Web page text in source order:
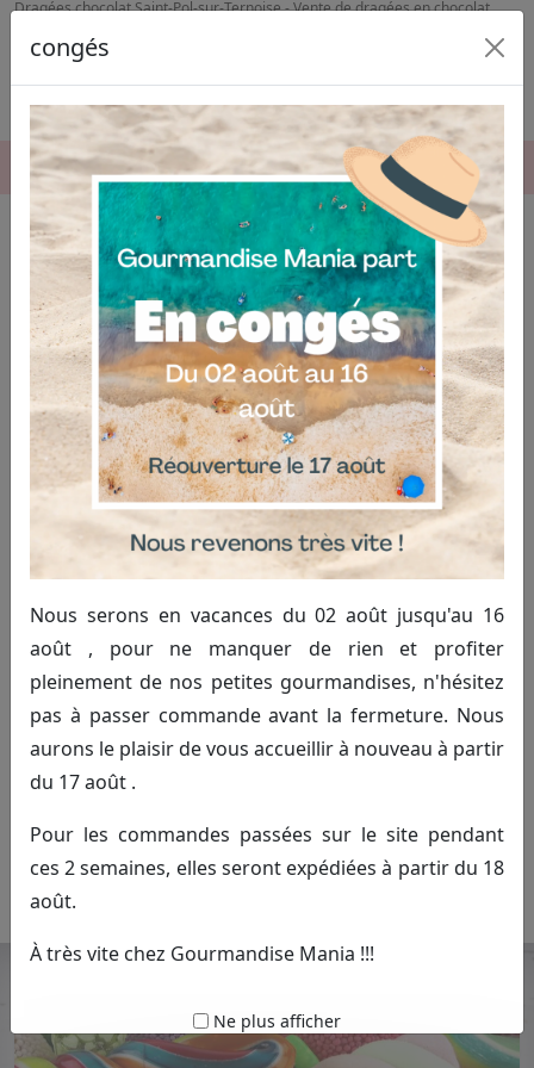
Dragées chocolat Saint-Pol-sur-Ternoise - Vente de dragées en chocolat
congés
Nous serons en vacances du 02 août jusqu'au 16
août , pour ne manquer de rien et profiter
pleinement de nos petites gourmandises, n'hésitez
pas à passer commande avant la fermeture. Nous
aurons le plaisir de vous accueillir à nouveau à partir
du 17 août .
Pour les commandes passées sur le site pendant
ces 2 semaines, elles seront expédiées à partir du 18
août.
À très vite chez Gourmandise Mania !!!
Ne plus afficher
06.04.03.19.74
Turquoise
2.00€ TTC
(100g)